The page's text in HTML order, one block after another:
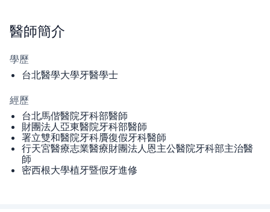
醫師簡介
學歷
台北醫學大學牙醫學士
經歷
台北馬偕醫院牙科部醫師
財團法人亞東醫院牙科部醫師
署立雙和醫院牙科贗復假牙科醫師
行天宮醫療志業醫療財團法人恩主公醫院牙科部主治醫
師
密西根大學植牙暨假牙進修